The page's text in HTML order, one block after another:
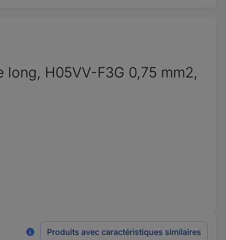
long, H05VV-F3G 0,75 mm2,
Produits avec caractéristiques similaires